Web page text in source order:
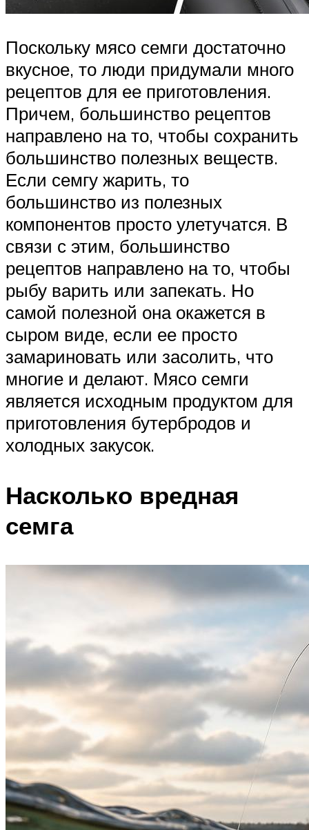
Поскольку мясо семги достаточно
вкусное, то люди придумали много
рецептов для ее приготовления.
Причем, большинство рецептов
направлено на то, чтобы сохранить
большинство полезных веществ.
Если семгу жарить, то
большинство из полезных
компонентов просто улетучатся. В
связи с этим, большинство
рецептов направлено на то, чтобы
рыбу варить или запекать. Но
самой полезной она окажется в
сыром виде, если ее просто
замариновать или засолить, что
многие и делают. Мясо семги
является исходным продуктом для
приготовления бутербродов и
холодных закусок.
Насколько вредная
семга